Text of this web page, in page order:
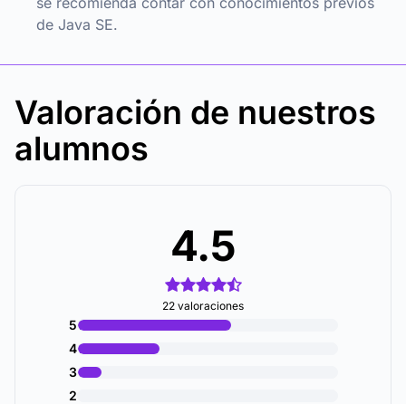
de Java SE.
Valoración de nuestros
alumnos
4.5
22 valoraciones
5
4
3
2